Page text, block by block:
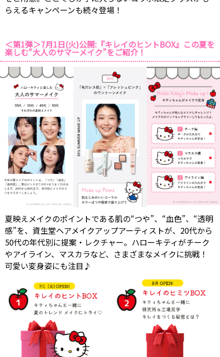
らえるキャンペーンも続々登場！
＜第1弾＞7月1日(火)公開:『キレイのヒントBOX』この夏を
楽しむ“大人のサマーメイク”をご紹介！
夏映えメイクのポイントである肌の“つや”、“血色”、“透明
感”を、資生堂ヘアメイクアップアーティストが、20代から
50代の年代別に提案・レクチャー。ハローキティがチーク
やアイライン、マスカラなど、さまざまなメイクに挑戦！
可愛い変身姿にも注目♪